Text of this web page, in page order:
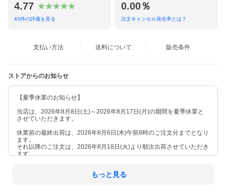
4.77
43件の評価を見る
0.00％
注文キャンセル発生率とは？
支払い方法 送料について 販売条件
ストアからのお知らせ
【夏季休業のお知らせ】
当店は、2026年8月8日(土)～2026年8月17日(月)の期間を夏季休業と
させていただきます。
休業前の最終出荷は、2026年8月6日(木)午前8時のご注文分までとなり
ます。
それ以降のご注文は、2026年8月18日(火)より順次出荷させていただき
ます。
もっと見る